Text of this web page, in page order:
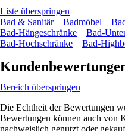
Liste überspringen
Bad & Sanitär
Badmöbel
Bad-Hängeschränke
Bad-
Bad-Hochschränke
Bad-
Bereich überspringen
Die Echtheit der Bewertungen
Bewertungen können auch von
nachweislich genutzt oder